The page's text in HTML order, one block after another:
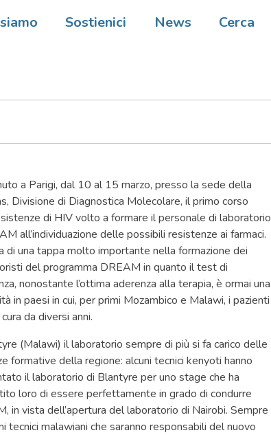
Sostienici News Cerca
in Europa ed in
a Parigi, dal 10 al 15 marzo, presso la sede della
Divisione di Diagnostica Molecolare, il primo corso
di HIV volto a formare il personale di laboratorio
all’individuazione delle possibili resistenze ai farmaci.
di una tappa molto importante nella formazione dei
del programma DREAM in quanto il test di
nonostante l’ottima aderenza alla terapia, è ormai una
in paesi in cui, per primi Mozambico e Malawi, i pazienti
da diversi anni.
(Malawi) il laboratorio sempre di più si fa carico delle
formative della regione: alcuni tecnici kenyoti hanno
il laboratorio di Blantyre per uno stage che ha
loro di essere perfettamente in grado di condurre
vista dell’apertura del laboratorio di Nairobi. Sempre
tecnici malawiani che saranno responsabili del nuovo